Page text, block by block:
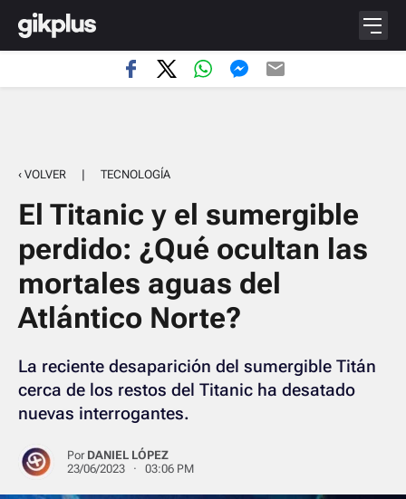
‹ VOLVER | TECNOLOGÍA
El Titanic y el sumergible
perdido: ¿Qué ocultan las
mortales aguas del
Atlántico Norte?
La reciente desaparición del sumergible Titán
cerca de los restos del Titanic ha desatado
nuevas interrogantes.
Por DANIEL LÓPEZ
23/06/2023 · 03:06 PM